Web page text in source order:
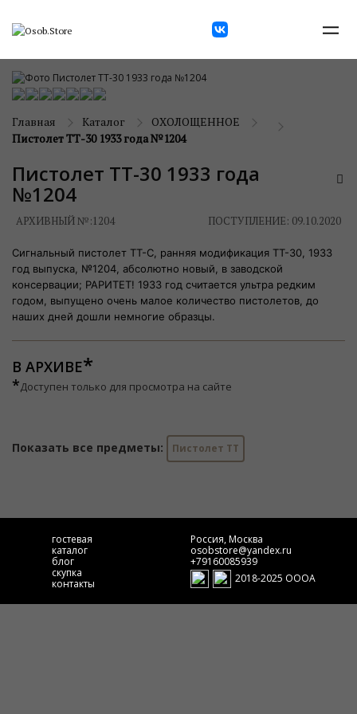
Главная Каталог
ОХОЛОЩЕННОЕ
Пистолет ТТ-30 1933 года №1204
Пистолет ТТ-30 1933 года
№1204
АРХИВНЫЙ №:1204 ПОСТУПЛЕНИЕ: 09.10.2020
Сигнальный пистолет ТТ-С, ранняя модификация ТТ-30, 1933
год выпуска, №1204, абсолютно новый, в заводской
консервации; РАРИТЕТ! 1933 год считается ультра редким
годом, выпущено очень малое количество пистолетов, до
наших дней дошли немногие образцы.
В АРХИВЕ
*Доступен только для просмотра на сайте
Показать все предметы: Пистолет ТТ
гостевая
каталог
блог
скупка
контакты
Россия, Москва
osobstore@yandex.ru
+79160085939
2018-2025 ОООА